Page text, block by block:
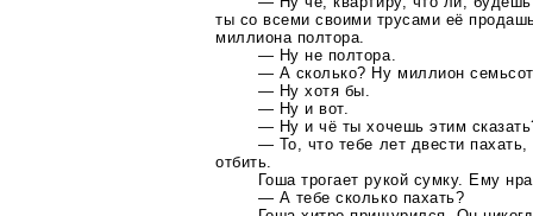
ты со всеми своими трусами её
миллиона полтора.
— Ну не полтора.
— А сколько? Ну миллион
— Ну хотя бы.
— Ну и вот.
— Ну и чё ты хочешь этим
— То, что тебе лет двести
отбить.
Гоша трогает рукой сумку. Ему
— А тебе сколько пахать?